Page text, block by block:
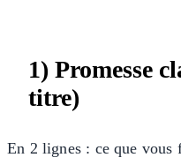
1) Promesse
titre)
En 2 lignes : ce que